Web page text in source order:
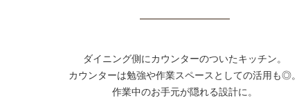
ダイニング側にカウンターのついたキッチン。
カウンターは勉強や作業スペースとしての活用も◎。
作業中のお手元が隠れる設計に。